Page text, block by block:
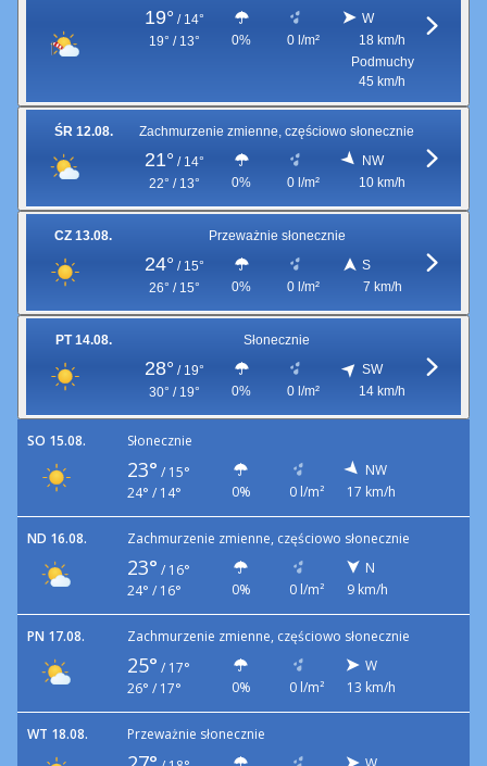
19° / 14°
19° / 13°
0% 0 l/m²
W
18 km/h
Podmuchy
45 km/h
ŚR 12.08. Zachmurzenie zmienne, częściowo słonecznie
21° / 14°
22° / 13°
0% 0 l/m²
NW
10 km/h
CZ 13.08. Przeważnie słonecznie
24° / 15°
26° / 15°
0% 0 l/m²
S
7 km/h
PT 14.08. Słonecznie
28° / 19°
30° / 19°
0% 0 l/m²
SW
14 km/h
SO 15.08. Słonecznie
23° / 15°
24° / 14°
0% 0 l/m²
NW
17 km/h
ND 16.08. Zachmurzenie zmienne, częściowo słonecznie
23° / 16°
24° / 16°
0% 0 l/m²
N
9 km/h
PN 17.08. Zachmurzenie zmienne, częściowo słonecznie
25° / 17°
26° / 17°
0% 0 l/m²
W
13 km/h
WT 18.08. Przeważnie słonecznie